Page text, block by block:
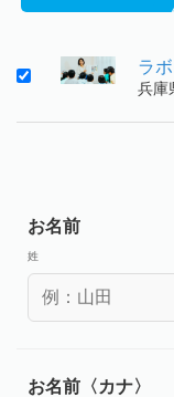
ラ
兵庫
お名前
姓
お名前〈カナ〉